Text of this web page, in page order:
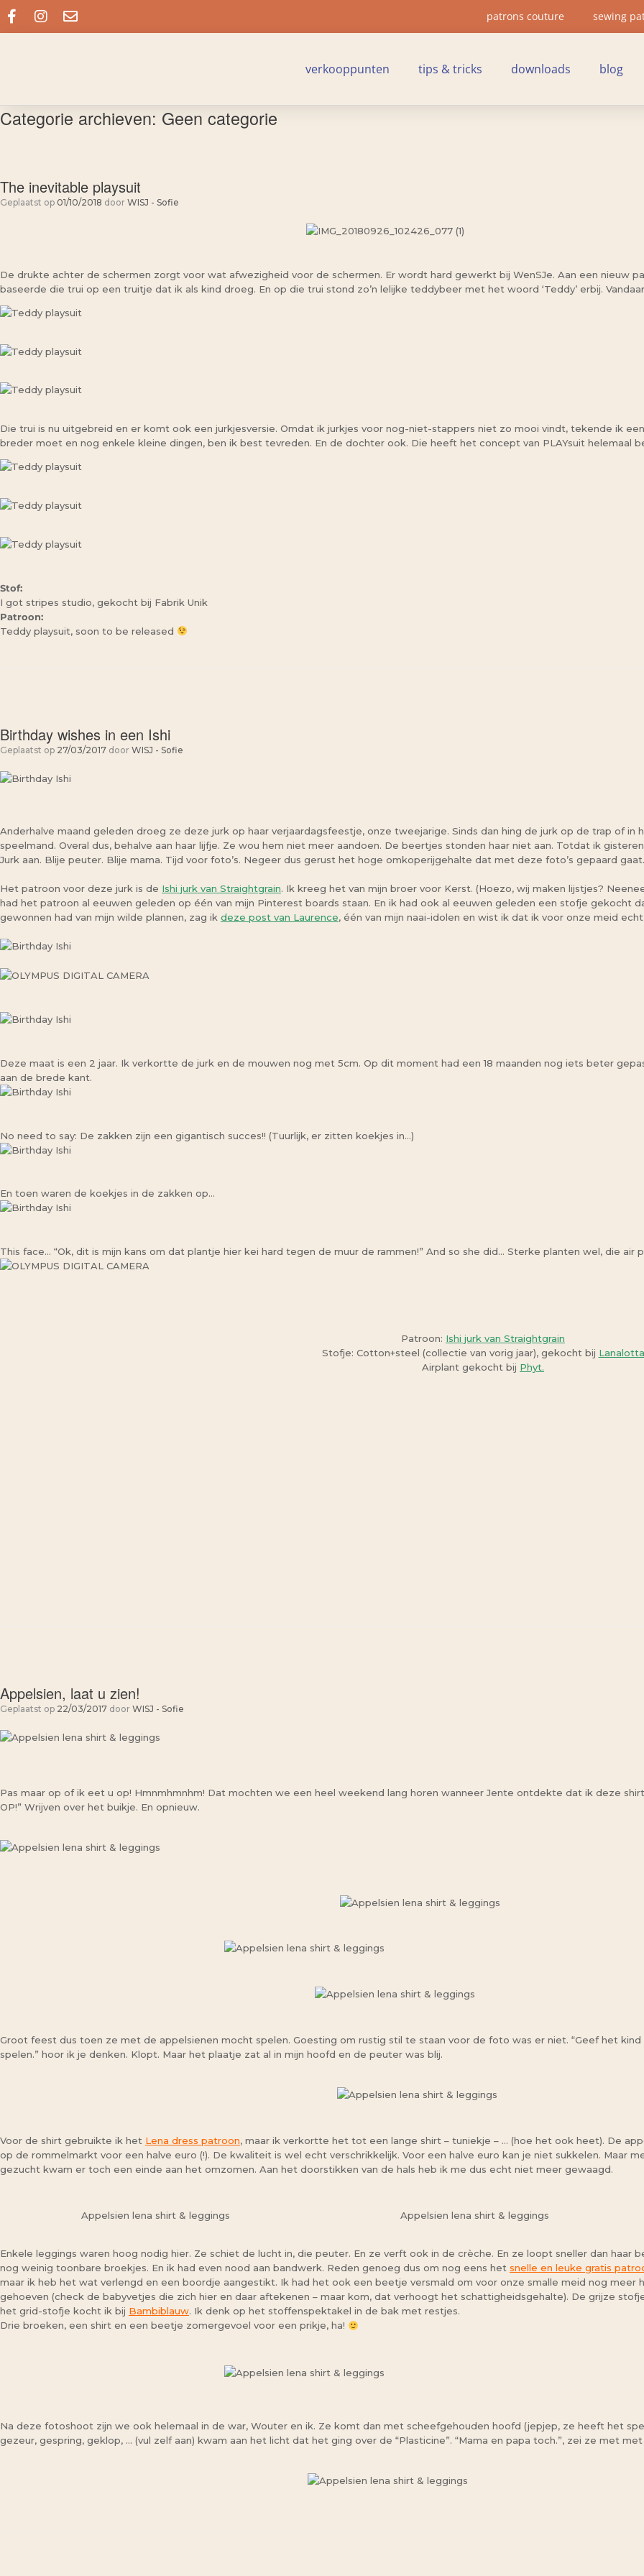
patrons couture sewing
verkooppunten tips & tricks downloads blog
Categorie archieven: Geen categorie
The inevitable playsuit
Geplaatst op 01/10/2018 door WISJ - Sofie
De drukte achter de schermen zorgt voor wat afwezigheid voor de schermen. Er wordt hard gewerkt bij WenSJe. Aan een nieuw
baseerde die trui op een truitje dat ik als kind droeg. En op die trui stond zo’n lelijke teddybeer met het woord ‘Teddy’ erbij.
Die trui is nu uitgebreid en er komt ook een jurkjesversie. Omdat ik jurkjes voor nog-niet-stappers niet zo mooi vindt, tekende ik
breder moet en nog enkele kleine dingen, ben ik best tevreden. En de dochter ook. Die heeft het concept van PLAYsuit helemaal
Stof:
I got stripes studio, gekocht bij Fabrik Unik
Patroon:
Teddy playsuit, soon to be released
Birthday wishes in een Ishi
Geplaatst op 27/03/2017 door WISJ - Sofie
Anderhalve maand geleden droeg ze deze jurk op haar verjaardagsfeestje, onze tweejarige. Sinds dan hing de jurk op de trap of in
speelmand. Overal dus, behalve aan haar lijfje. Ze wou hem niet meer aandoen. De beertjes stonden haar niet aan. Totdat ik
Jurk aan. Blije peuter. Blije mama. Tijd voor foto’s. Negeer dus gerust het hoge omkoperijgehalte dat met deze foto’s gepaard gaat.
Het patroon voor deze jurk is de Ishi jurk van Straightgrain. Ik kreeg het van mijn broer voor Kerst. (Hoezo, wij maken lijstjes?
had het patroon al eeuwen geleden op één van mijn Pinterest boards staan. En ik had ook al eeuwen geleden een stofje gekocht
gewonnen had van mijn wilde plannen, zag ik deze post van Laurence, één van mijn naai-idolen en wist ik dat ik voor onze meid
Deze maat is een 2 jaar. Ik verkortte de jurk en de mouwen nog met 5cm. Op dit moment had een 18 maanden nog iets beter
aan de brede kant.
No need to say: De zakken zijn een gigantisch succes!! (Tuurlijk, er zitten koekjes in…)
En toen waren de koekjes in de zakken op…
This face… “Ok, dit is mijn kans om dat plantje hier kei hard tegen de muur de rammen!” And so she did… Sterke planten wel, die air
Patroon: Ishi jurk van Straightgrain
Stofje: Cotton+steel (collectie van vorig jaar), gekocht bij Lanalotta
Airplant gekocht bij Phyt.
Appelsien, laat u zien!
Geplaatst op 22/03/2017 door WISJ - Sofie
Pas maar op of ik eet u op! Hmnmhmnhm! Dat mochten we een heel weekend lang horen wanneer Jente ontdekte dat ik deze
OP!” Wrijven over het buikje. En opnieuw.
Groot feest dus toen ze met de appelsienen mocht spelen. Goesting om rustig stil te staan voor de foto was er niet. “Geef het
spelen.” hoor ik je denken. Klopt. Maar het plaatje zat al in mijn hoofd en de peuter was blij.
Voor de shirt gebruikte ik het Lena dress patroon, maar ik verkortte het tot een lange shirt – tuniekje – … (hoe het ook heet). De
op de rommelmarkt voor een halve euro (!). De kwaliteit is wel echt verschrikkelijk. Voor een halve euro kan je niet sukkelen. Maar
gezucht kwam er toch een einde aan het omzomen. Aan het doorstikken van de hals heb ik me dus echt niet meer gewaagd.
Appelsien lena shirt & leggings Appelsien lena shirt & leggings
Enkele leggings waren hoog nodig hier. Ze schiet de lucht in, die peuter. En ze verft ook in de crèche. En ze loopt sneller dan haar
nog weinig toonbare broekjes. En ik had even nood aan bandwerk. Reden genoeg dus om nog eens het snelle en leuke gratis
maar ik heb het wat verlengd en een boordje aangestikt. Ik had het ook een beetje versmald om voor onze smalle meid nog
gehoeven (check de babyvetjes die zich hier en daar aftekenen – maar kom, dat verhoogt het schattigheidsgehalte). De grijze
het grid-stofje kocht ik bij Bambiblauw. Ik denk op het stoffenspektakel in de bak met restjes.
Drie broeken, een shirt en een beetje zomergevoel voor een prikje, ha!
Na deze fotoshoot zijn we ook helemaal in de war, Wouter en ik. Ze komt dan met scheefgehouden hoofd (jepjep, ze heeft het
gezeur, gespring, geklop, … (vul zelf aan) kwam aan het licht dat het ging over de “Plasticine”. “Mama en papa toch.”, zei ze met